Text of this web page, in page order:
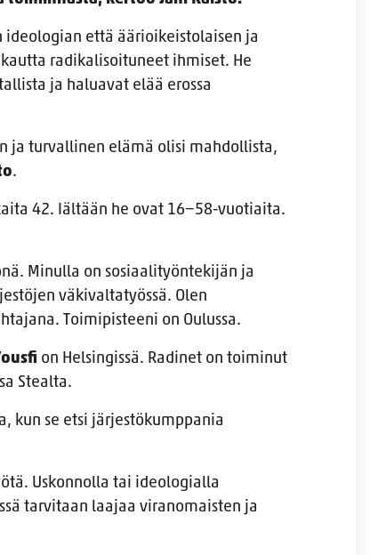
ideologian että äärioikeistolaisen ja
radikalisoituneet ihmiset. He
ja haluavat elää erossa
ja turvallinen elämä olisi mahdollista,
.
42. Iältään he ovat 16−58-vuotiaita.
Minulla on sosiaalityöntekijän ja
väkivaltatyössä. Olen
Toimipisteeni on Oulussa.
on Helsingissä. Radinet on toiminut
Stealta.
kun se etsi järjestökumppania
Uskonnolla tai ideologialla
tarvitaan laajaa viranomaisten ja